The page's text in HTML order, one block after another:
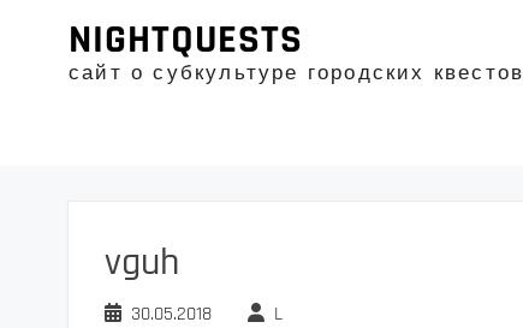
содержимому
NIGHTQUESTS
сайт о субкультуре городских квестов
vguh
30.05.2018 L